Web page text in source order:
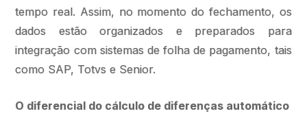
tempo real. Assim, no momento do fechamento, os
dados estão organizados e preparados para
integração com sistemas de folha de pagamento, tais
como SAP, Totvs e Senior.
O diferencial do cálculo de diferenças automático